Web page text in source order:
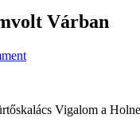
Várban
Vigalom a